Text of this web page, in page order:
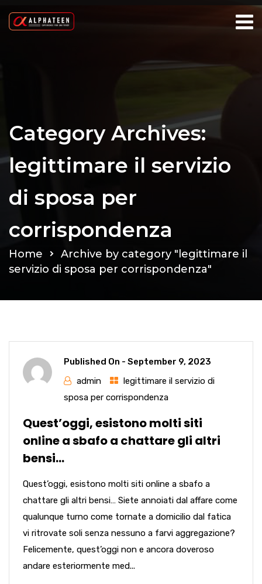
Category Archives:
legittimare il servizio
di sposa per
corrispondenza
Home
Archive by category "legittimare il
servizio di sposa per corrispondenza"
Published On - September 9, 2023
admin
legittimare il servizio di
sposa per corrispondenza
Quest’oggi, esistono molti siti
online a sbafo a chattare gli altri
bensi…
Quest’oggi, esistono molti siti online a sbafo a
chattare gli altri bensi… Siete annoiati dal affare come
qualunque turno come tornate a domicilio dal fatica
vi ritrovate soli senza nessuno a farvi aggregazione?
Felicemente, quest’oggi non e ancora doveroso
andare esteriormente med...